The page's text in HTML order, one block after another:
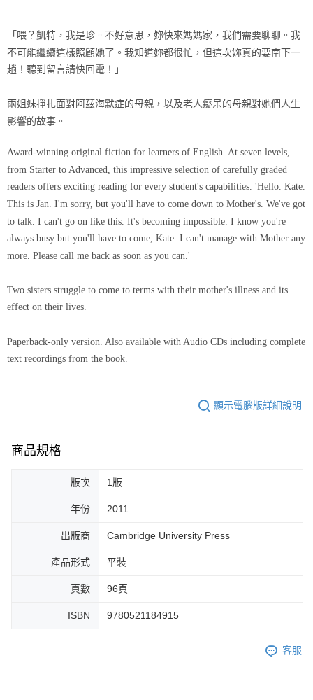
「喂？凱特，我是珍。不好意思，妳快來媽媽家，我們需要聊聊。我
不可能繼續這樣照顧她了。我知道妳都很忙，但這次妳真的要南下一
趟！聽到留言請快回電！」
兩姐妹掙扎面對阿茲海默症的母親，以及老人癡呆的母親對她們人生
影響的故事。
Award-winning original fiction for learners of English. At seven levels,
from Starter to Advanced, this impressive selection of carefully graded
readers offers exciting reading for every student's capabilities. 'Hello. Kate.
This is Jan. I'm sorry, but you'll have to come down to Mother's. We've got
to talk. I can't go on like this. It's becoming impossible. I know you're
always busy but you'll have to come, Kate. I can't manage with Mother any
more. Please call me back as soon as you can.'
Two sisters struggle to come to terms with their mother's illness and its
effect on their lives.
Paperback-only version. Also available with Audio CDs including complete
text recordings from the book.
顯示電腦版詳細說明
商品規格
版次 1版
年份 2011
出版商 Cambridge University Press
產品形式 平裝
頁數 96頁
ISBN 9780521184915
客服